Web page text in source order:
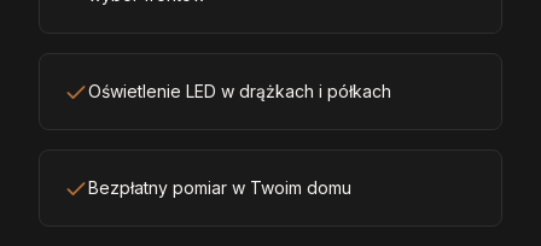
Oświetlenie LED w drążkach i półkach
Bezpłatny pomiar w Twoim domu